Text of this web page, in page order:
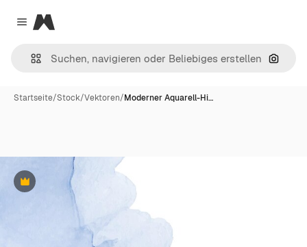
Close menu
Magnific
Nach
Startseite/Stock/Vektoren/Moderner Aquarell-Hi…
Premium